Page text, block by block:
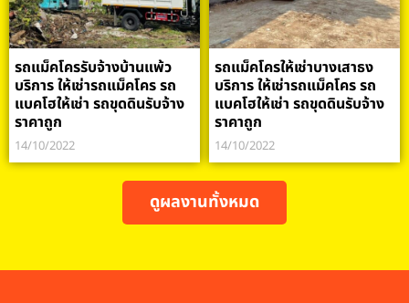
รถแม็คโครรับจ้างบ้านแพ้ว
บริการ ให้เช่ารถแม็คโคร รถ
แบคโฮให้เช่า รถขุดดินรับจ้าง
ราคาถูก
14/10/2022
รถแม็คโครให้เช่าบางเสาธง
บริการ ให้เช่ารถแม็คโคร รถ
แบคโฮให้เช่า รถขุดดินรับจ้าง
ราคาถูก
14/10/2022
ดูผลงานทั้งหมด